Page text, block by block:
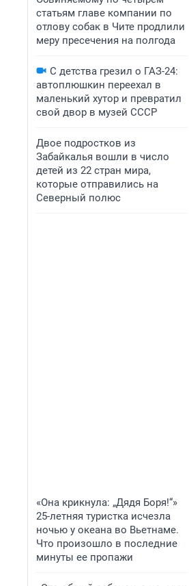
статьям главе компании по
отлову собак в Чите продлили
меру пресечения на полгода
С детства грезил о ГАЗ-24:
автоплюшкин переехал в
маленький хутор и превратил
свой двор в музей СССР
Двое подростков из
Забайкалья вошли в число
детей из 22 стран мира,
которые отправились на
Северный полюс
«Она крикнула: „Дядя Боря!“»
25-летняя туристка исчезла
ночью у океана во Вьетнаме.
Что произошло в последние
минуты ее пропажи